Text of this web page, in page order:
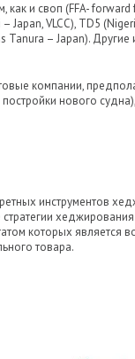
и своп (FFA-
VLCC), TD5
Tanura – Japan).
компании,
нового
инструментов
которых является
товара.